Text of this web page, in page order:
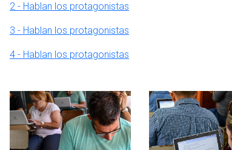
2 - Hablan los protagonistas
3 - Hablan los protagonistas
4 - Hablan los protagonistas